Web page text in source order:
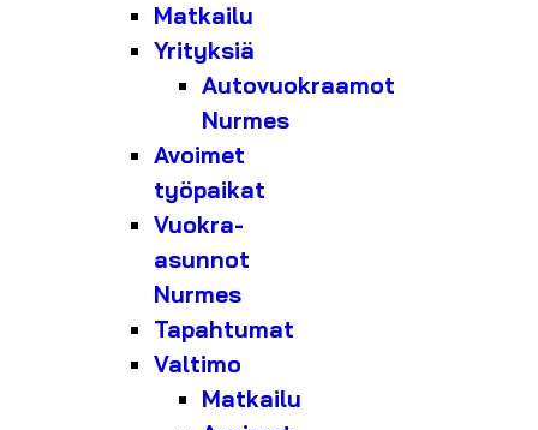
Matkailu
Yrityksiä
Autovuokraamot
Nurmes
Avoimet
työpaikat
Vuokra-
asunnot
Nurmes
Tapahtumat
Valtimo
Matkailu